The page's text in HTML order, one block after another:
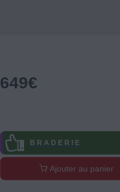
649€
B R A D E R I E
Ajouter au panier